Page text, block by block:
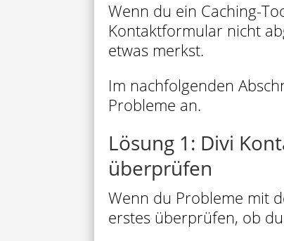
Wenn du ein Caching-
Kontaktformular nicht
etwas merkst.
Im nachfolgenden
Probleme an.
Lösung 1: Divi
überprüfen
Wenn du Probleme mit
erstes überprüfen, ob